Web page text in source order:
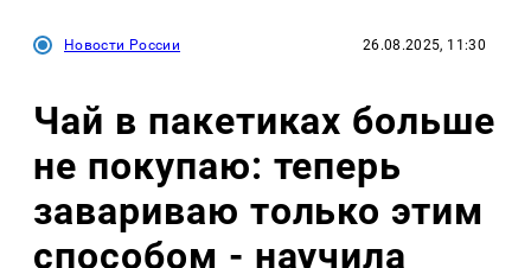
Новости России 26.08.2025, 11:30
Чай в пакетиках больше
не покупаю: теперь
завариваю только этим
способом - научила